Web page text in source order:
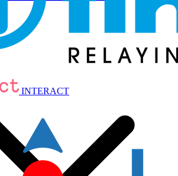
INTERACT